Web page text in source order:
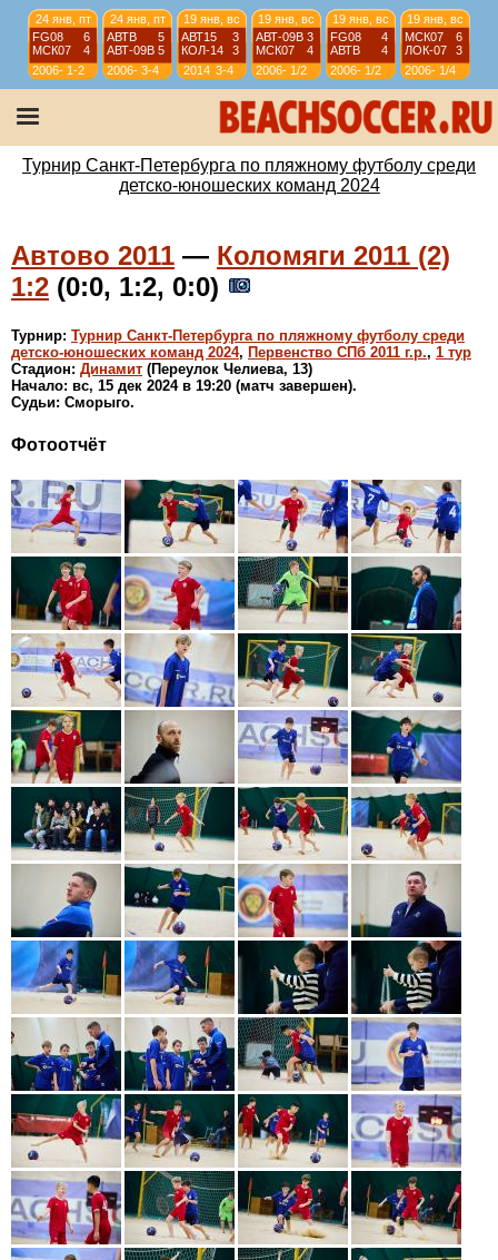
24 янв, пт
FG08
6
МСК07
4
2006-
07
1-2
24 янв, пт
АВТВ
5
АВТ-09B 5
2006-
07
3-4
19 янв, вс
АВТ15
3
КОЛ-14
3
2014 3-4
19 янв, вс
АВТ-09B 3
МСК07
4
2006-
07
1/2
19 янв, вс
FG08
4
АВТВ
4
2006-
07
1/2
19 янв, вс
МСК07
6
ЛОК-07
3
2006-
07
1/4
07
12 янв, вс
АВТ-09B 6
ЛИС08
4
07
12 янв, вс
ИСКР-07 5
СШЛ08R 3
07
12 янв, вс
ИС-08
1
МСК08
4
07
Турнир Санкт-Петербурга по пляжному футболу среди
детско-юношеских команд 2024
Автово 2011 — Коломяги 2011 (2)
1:2 (0:0, 1:2, 0:0)
Турнир: Турнир Санкт-Петербурга по пляжному футболу среди
детско-юношеских команд 2024, Первенство СПб 2011 г.р., 1 тур
Стадион: Динамит (Переулок Челиева, 13)
Начало: вс, 15 дек 2024 в 19:20 (матч завершен).
Судьи: Сморыго.
Фотоотчёт